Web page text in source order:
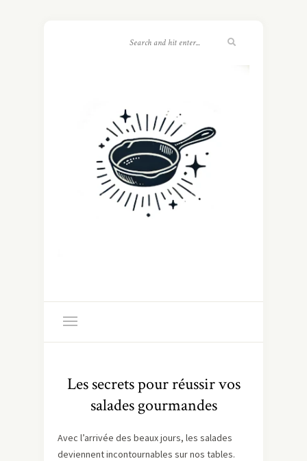
Les secrets pour réussir vos
salades gourmandes
Avec l’arrivée des beaux jours, les salades
deviennent incontournables sur nos tables.